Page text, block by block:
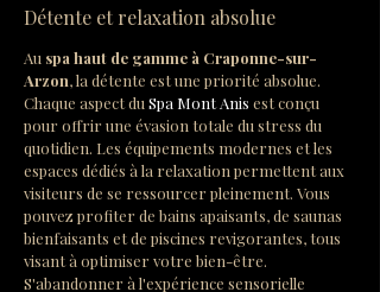
Détente et relaxation absolue
Au spa haut de gamme à Craponne-sur-
Arzon, la détente est une priorité absolue.
Chaque aspect du Spa Mont Anis est conçu
pour offrir une évasion totale du stress du
quotidien. Les équipements modernes et les
espaces dédiés à la relaxation permettent aux
visiteurs de se ressourcer pleinement. Vous
pouvez profiter de bains apaisants, de saunas
bienfaisants et de piscines revigorantes, tous
visant à optimiser votre bien-être.
S'abandonner à l'expérience sensorielle